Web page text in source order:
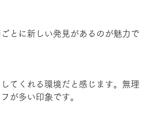
とに新しい発見があるのが魅力で
てくれる環境だと感じます。無理
が多い印象です。